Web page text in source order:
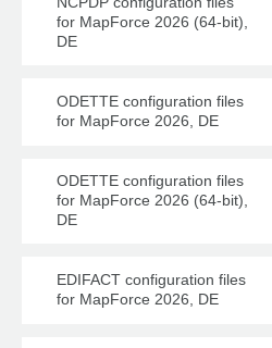
for MapForce 2026 (64-bit),
DE
ODETTE configuration files
for MapForce 2026, DE
ODETTE configuration files
for MapForce 2026 (64-bit),
DE
EDIFACT configuration files
for MapForce 2026, DE